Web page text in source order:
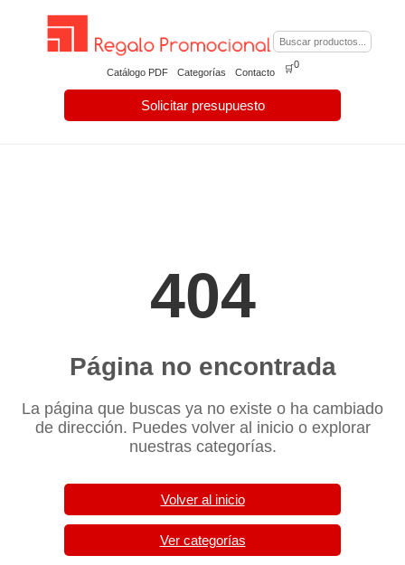
Catálogo PDF Categorías Contacto
Solicitar presupuesto
🛒0
404
Página no encontrada
La página que buscas ya no existe o ha cambiado
de dirección. Puedes volver al inicio o explorar
nuestras categorías.
Volver al inicio
Ver categorías